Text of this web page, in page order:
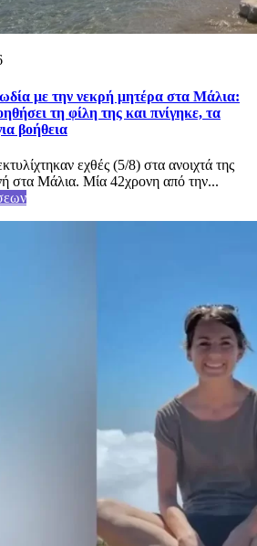
με την νεκρή μητέρα στα Μάλια:
τη φίλη της και πνίγηκε, τα
βοήθεια
εχθές (5/8) στα ανοιχτά της
στα Μάλια. Μία 42χρονη από την...